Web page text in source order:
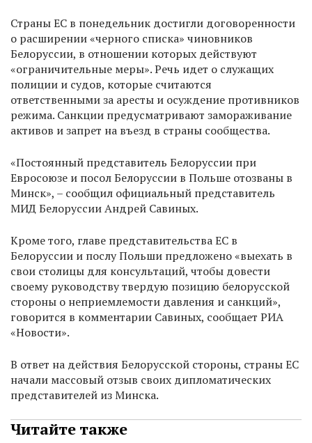
Страны ЕС в понедельник достигли договоренности
о расширении «черного списка» чиновников
Белоруссии, в отношении которых действуют
«ограничительные меры». Речь идет о служащих
полиции и судов, которые считаются
ответственными за аресты и осуждение противников
режима. Санкции предусматривают замораживание
активов и запрет на въезд в страны сообщества.
«Постоянный представитель Белоруссии при
Евросоюзе и посол Белоруссии в Польше отозваны в
Минск», – сообщил официальный представитель
МИД Белоруссии Андрей Савиных.
Кроме того, главе представительства ЕС в
Белоруссии и послу Польши предложено «выехать в
свои столицы для консультаций, чтобы довести
своему руководству твердую позицию белорусской
стороны о неприемлемости давления и санкций»,
говорится в комментарии Савиных, сообщает РИА
«Новости».
В ответ на действия Белорусской стороны, страны ЕС
начали массовый отзыв своих дипломатических
представителей из Минска.
Читайте также